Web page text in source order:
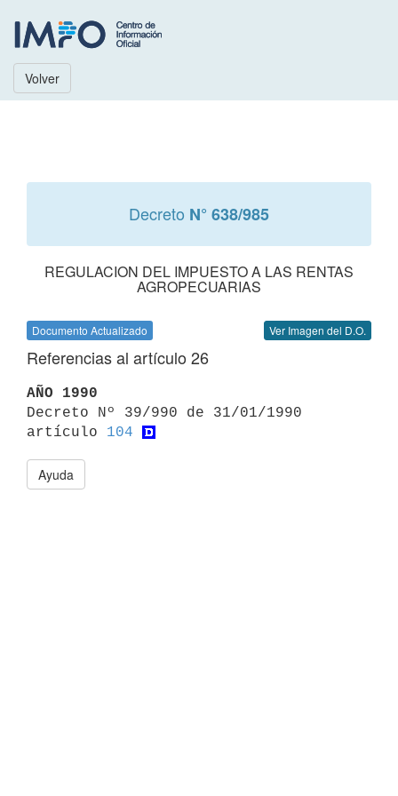
Volver
Decreto N° 638/985
REGULACION DEL IMPUESTO A LAS RENTAS
AGROPECUARIAS
Documento Actualizado Ver Imagen del D.O.
Referencias al artículo 26
AÑO 1990
Decreto Nº 39/990 de 31/01/1990
artículo 104
Ayuda